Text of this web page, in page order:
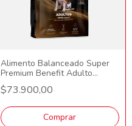
Alimento Balanceado Super
Premium Benefit Adulto
Mordida Pequeña 15 Kg
$73.900,00
Comprar